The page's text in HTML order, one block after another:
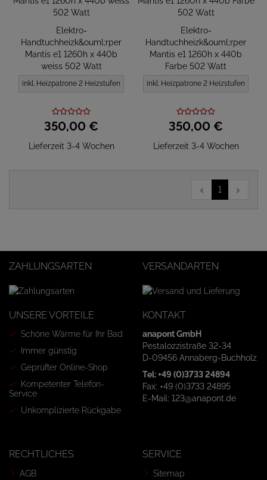
Elektro-
Handtuchheizk&ouml;rper
Mantis e1 1260h x 440b
weiss 502 Watt
inkl. Heizpatrone 2 Heizstufen
350,00 €
Lieferzeit 3-4 Wochen
Elektro-
Handtuchheizk&ouml;rper
Mantis e1 1260h x 440b
Farbe 502 Watt
inkl. Heizpatrone 2 Heizstufen
350,00 €
Lieferzeit 3-4 Wochen
1
ZAHLUNGSARTEN VERSANDARTEN
UNSERE VORTEILE
Schöne Wärme für Ihr Bad
Immer günstig
Geprüfter Online-Shop
Kompetenter Telefon-
Service
Unkomplizierte Rückgabe
KONTAKT
anapont GmbH
Pestalozzistraße 32-34
D-09456 Annaberg-Buchholz
Tel: +49 (0)3733 24894
Fax: +49 (0)3733 24895
E-Mail: 123@anapont.de
RECHTLICHES
AGB
SERVICE
Sitemap